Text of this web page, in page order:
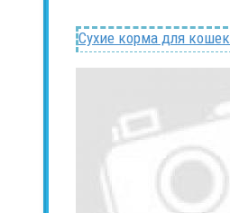
Сухие корма для кошек